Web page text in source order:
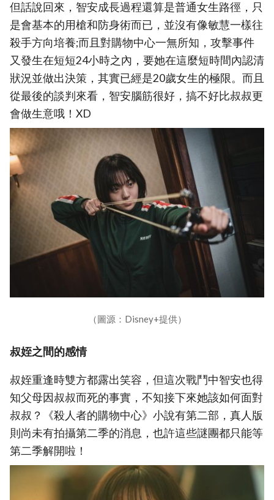
但話說回來，智安成長過程還算是普通女生路徑，只
是會基本的用槍和防身術而已，並沒有像敏慧一樣往
殺手方向培養;而且對購物中心一無所知，攻擊事件
又發生在短短24小時之內，要她在這麼短時間內認清
狀況並做出決策，其實已經是20歲女生的極限。而且
從最後的談判來看，智安腦筋很好，搞不好比叔叔更
會做生意哦！XD
（圖源：Disney+提供）
叔姪之間的感情
叔姪重逢時雙方都露出笑容，但這次戰鬥中智安也得
知父母因叔叔而死的事實，不知接下來她該如何面對
叔叔？《殺人者的購物中心》小說有第二部，真人版
則尚未有拍攝第二季的消息，也許這些謎團都只能等
第二季解開啦！